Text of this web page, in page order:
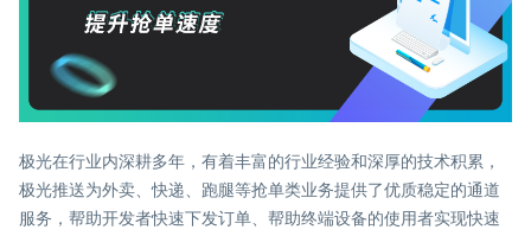
极光在行业内深耕多年，有着丰富的行业经验和深厚的技术积累，
极光推送为外卖、快递、跑腿等抢单类业务提供了优质稳定的通道
服务，帮助开发者快速下发订单、帮助终端设备的使用者实现快速